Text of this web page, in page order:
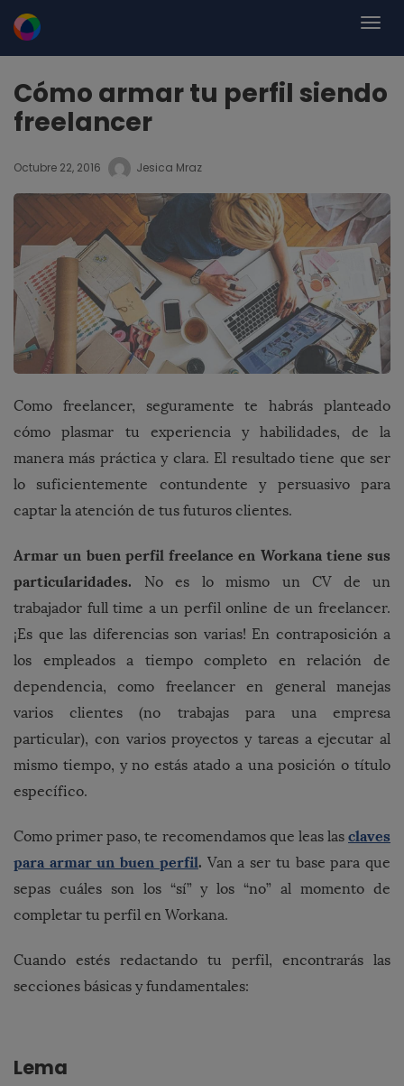
Cómo armar tu perfil siendo
freelancer
Octubre 22, 2016 Jesica Mraz
Como freelancer, seguramente te habrás planteado
cómo plasmar tu experiencia y habilidades, de la
manera más práctica y clara. El resultado tiene que ser
lo suficientemente contundente y persuasivo para
captar la atención de tus futuros clientes.
Armar un buen perfil freelance en Workana tiene sus
particularidades.
No es lo mismo un CV de un
trabajador full time a un perfil online de un freelancer.
¡Es que las diferencias son varias! En contraposición a
los empleados a tiempo completo en relación de
dependencia, como freelancer en general manejas
varios clientes (no trabajas para una empresa
particular), con varios proyectos y tareas a ejecutar al
mismo tiempo, y no estás atado a una posición o título
específico.
Como primer paso, te recomendamos que leas las claves
para armar un buen perfil. Van a ser tu base para que
sepas cuáles son los “sí” y los “no” al momento de
completar tu perfil en Workana.
Cuando estés redactando tu perfil, encontrarás las
secciones básicas y fundamentales:
Lema